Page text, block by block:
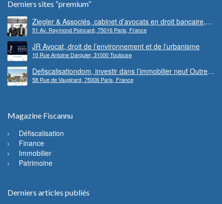
Derniers sites “premium”
Ziegler & Associés, cabinet d’avocats en droit bancaire,
cryptomonnaie et escroqueries financières
51 Av. Raymond Poincaré, 75016 Paris, France
JR Avocat, droit de l’environnement et de l’urbanisme
10 Rue Antoine Darquier, 31000 Toulouse
Defiscalisationdom, investir dans l’immobilier neuf Outre-
mer
58 Rue de Vaugirard, 75006 Paris, France
Magazine Fiscannu
Défiscalisation
Finance
Immobilier
Patrimoine
Derniers articles publiés